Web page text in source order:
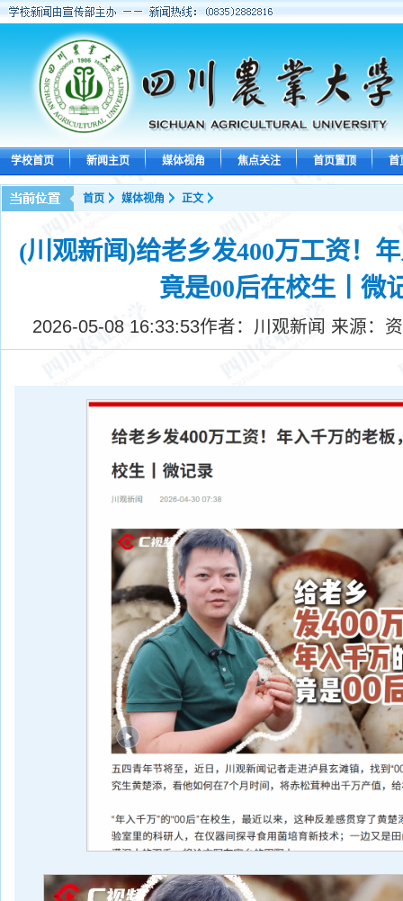
学校首页 新闻主页 媒体视角 焦点关注 首页置顶 首
首页 媒体视角 正文
(川观新闻)给老乡发400万工资！
竟是00后在校生丨微
2026-05-08 16:33:53作者：川观新闻 来源：